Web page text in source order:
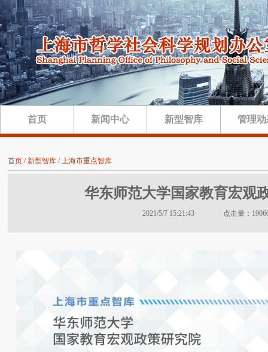
首页 新闻中心 新型智库 管理
首页 / 新型智库 / 上海市重点智库
华东师范大学国家教育宏观
2021/5/7 15:21:43 点击量：